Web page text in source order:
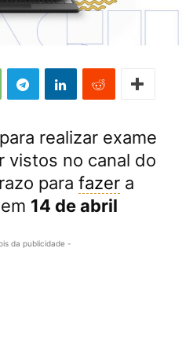
realizar exame
vistos no canal do
para fazer a
14 de abril
da publicidade -